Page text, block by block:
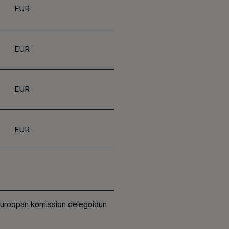
EUR
EUR
EUR
EUR
komission delegoidun